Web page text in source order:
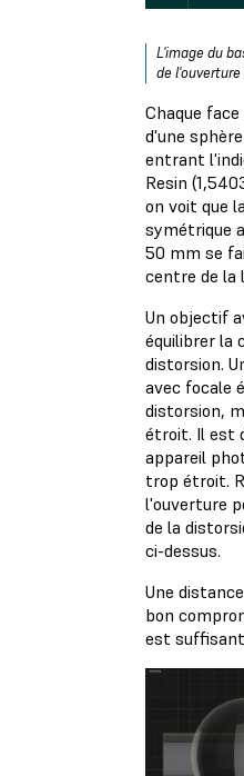
L'image du
de
Chaque
d'une
entrant
Resin
on voit que
symétrique
50 mm se
centre de la
Un objectif
équilibrer la
distorsion.
avec focale
distorsion,
étroit. Il est
appareil
trop étroit.
l'ouverture
de la
ci-dessus.
Une
bon
est